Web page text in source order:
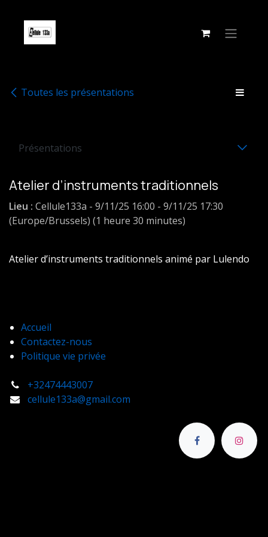
Toutes les présentations
Présentations
Atelier d’instruments traditionnels
Lieu : Cellule133a - 9/11/25 16:00 - 9/11/25 17:30
(Europe/Brussels) (1 heure 30 minutes)
Atelier d’instruments traditionnels animé par Lulendo
Accueil
Contactez-nous
Politique vie privée
+32474443007
cellule133a@gmail.com